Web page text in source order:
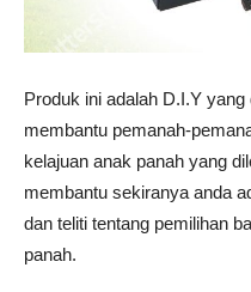
Produk ini adalah D.I.Y
membantu pemanah-
kelajuan anak panah yang
membantu sekiranya anda
dan teliti tentang pemilihan
panah.